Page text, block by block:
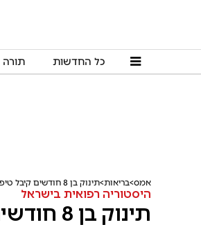
כל החדשות תורה
אמס בריאות תינוק בן 8 חודשים קיבל טיפול גנטי ראשון בעולם
היסטוריה רפואית בישראל
תינוק בן 8 חודשים קיבל טיפול גנטי ראשון בעולם